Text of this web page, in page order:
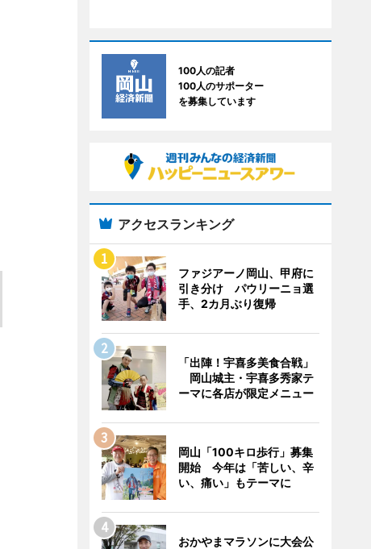
100人の記者
100人のサポーター
を募集しています
アクセスランキング
ファジアーノ岡山、甲府に
引き分け パウリーニョ選
手、2カ月ぶり復帰
「出陣！宇喜多美食合戦」
岡山城主・宇喜多秀家テ
ーマに各店が限定メニュー
岡山「100キロ歩行」募集
開始 今年は「苦しい、辛
い、痛い」もテーマに
おかやまマラソンに大会公